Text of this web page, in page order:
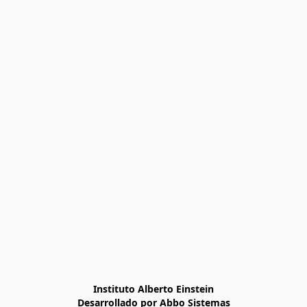
Instituto Alberto Einstein
Desarrollado por Abbo Sistemas